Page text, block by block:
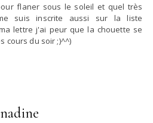
flaner sous le soleil et quel très
suis inscrite aussi sur la liste
lettre j'ai peur que la chouette se
cours du soir ;)^^)